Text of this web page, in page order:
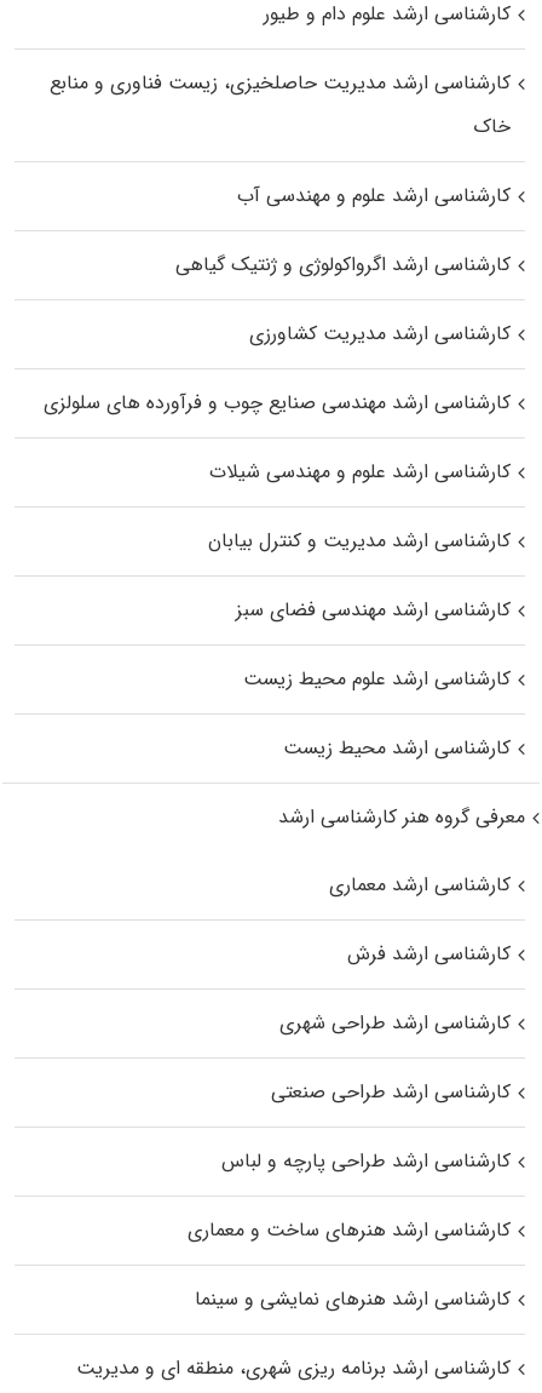
کارشناسی ارشد علوم دام و طیور
کارشناسی ارشد مدیریت حاصلخیزی، زیست فناوری و منابع
خاک
کارشناسی ارشد علوم و مهندسی آب
کارشناسی ارشد اگرواکولوژی و ژنتیک گیاهی
کارشناسی ارشد مدیریت کشاورزی
کارشناسی ارشد مهندسی صنایع چوب و فرآورده‌ های سلولزی
کارشناسی ارشد علوم و مهندسی شیلات
کارشناسی ارشد مدیریت و کنترل بیابان
کارشناسی ارشد مهندسی فضای سبز
کارشناسی ارشد علوم محیط‌ زیست
کارشناسی ارشد محیط زیست
معرفی گروه هنر کارشناسی ارشد
کارشناسی ارشد معماری
کارشناسی ارشد فرش
کارشناسی ارشد طراحی شهری
کارشناسی ارشد طراحی صنعتی
کارشناسی ارشد طراحی پارچه و لباس
کارشناسی ارشد هنرهای ساخت و معماری
کارشناسی ارشد هنرهای نمایشی و سینما
کارشناسی ارشد برنامه ریزی شهری، منطقه‌ ای و مدیریت